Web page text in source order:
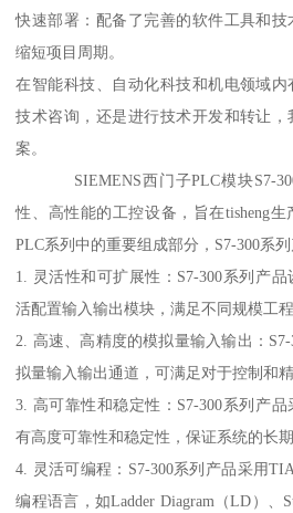
快速部署：配备了完善的软件工具和技
缩短项目周期。
在智能科技、自动化科技和机电领域
技术咨询，还是进行技术开发和转让
案。
SIEMENS西门子PLC模块S7-300
性、高性能的工控设备，旨在tisheng
PLC系列中的重要组成部分，S7-300系
1. 灵活性和可扩展性：S7-300系列产
活配置输入输出模块，满足不同规模工程
2. 高速、高精度的模拟量输入输出：
拟量输入输出通道，可满足对于控制和
3. 高可靠性和稳定性：S7-300系列产
有高度可靠性和稳定性，保证系统的长期
4. 灵活可编程：S7-300系列产品采用
编程语言，如Ladder Diagram（LD）、